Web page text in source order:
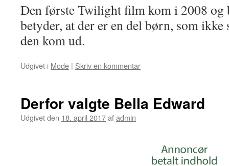
Den første Twilight film kom i 2008 og
betyder, at der er en del børn, som
den kom ud.
Udgivet i Mode | Skriv en kommentar
Derfor valgte Bella Edward
Udgivet den 18. april 2017afadmin